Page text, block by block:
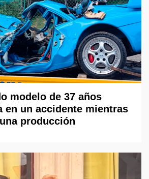
modelo de 37 años
en un accidente mientras
producción